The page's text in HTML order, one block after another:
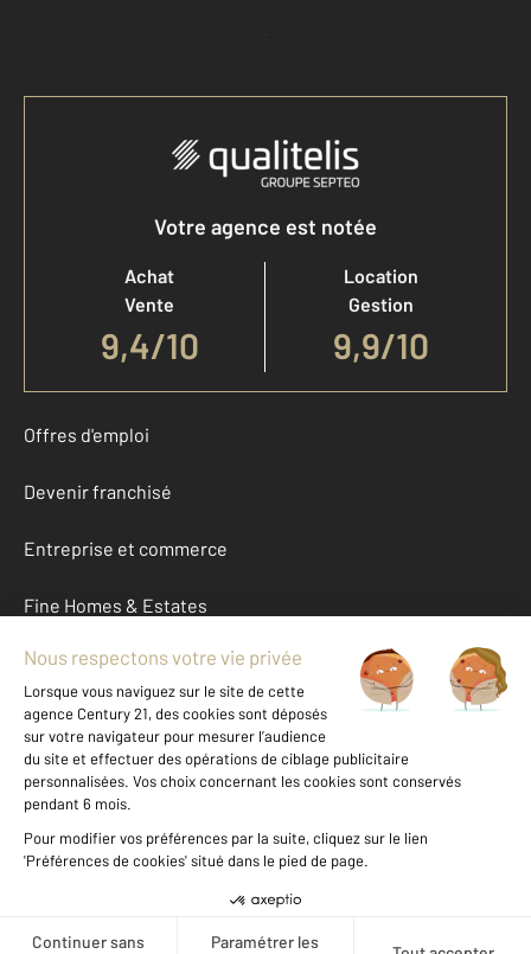
Accéder à mon compte
Votre agence est notée
Achat
Vente
9,4/10
Location
Gestion
9,9/10
Offres d'emploi
Devenir franchisé
Entreprise et commerce
Fine Homes & Estates
À propos
International
Nous contacter
Données personnelles
Gestionnaire des cookies